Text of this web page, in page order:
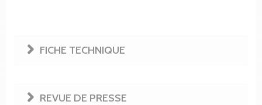
FICHE TECHNIQUE
REVUE DE PRESSE